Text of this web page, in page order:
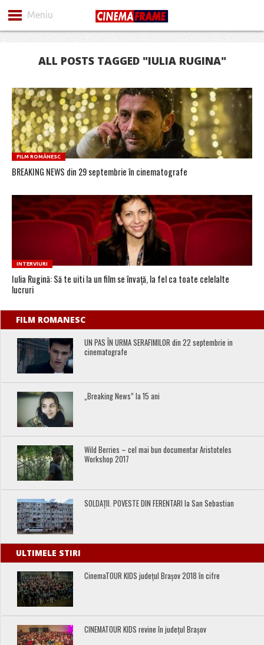
Meniu
ALL POSTS TAGGED "IULIA RUGINA"
FILM ROMÂNESC
BREAKING NEWS din 29 septembrie în cinematografe
INTERVIURI
Iulia Rugină: Să te uiti la un film se învață, la fel ca toate celelalte
lucruri
FILM ROMANESC
UN PAS ÎN URMA SERAFIMILOR din 22 septembrie in
cinematografe
„Breaking News” la 15 ani
Wild Berries – cel mai bun documentar Aristoteles
Workshop 2017
SOLDAȚII. POVESTE DIN FERENTARI la San Sebastian
ULTIMELE STIRI
CinemaTOUR KIDS județul Brașov 2018 în cifre
CINEMATOUR KIDS revine în județul Brașov